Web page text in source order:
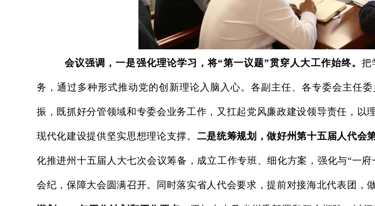
会议强调，一是强化理论学习，将“第一议题”贯穿人大工作始终。 把
务，通过多种形式推动党的创新理论入脑入心。各副主任、各专委会主任
振，既抓好分管领域和专委会业务工作，又扛起党风廉政建设领导责任，
现代化建设提供坚实思想理论支撑。 二是统筹规划，做好州第十五届人代会
化推进州十五届人大七次会议筹备，成立工作专班、细化方案，强化与“一
会纪，保障大会圆满召开。同时落实省人代会要求，提前对接海北代表团，